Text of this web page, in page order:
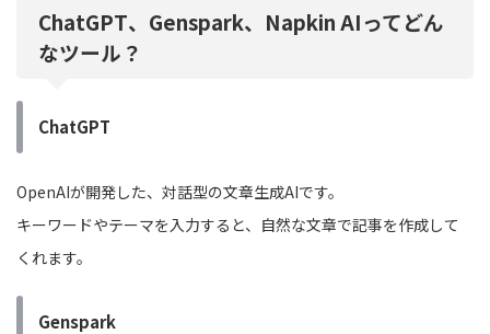
ChatGPT、Genspark、Napkin AIってどん
なツール？
ChatGPT
OpenAIが開発した、対話型の文章生成AIです。
キーワードやテーマを入力すると、自然な文章で記事を作成して
くれます。
Genspark